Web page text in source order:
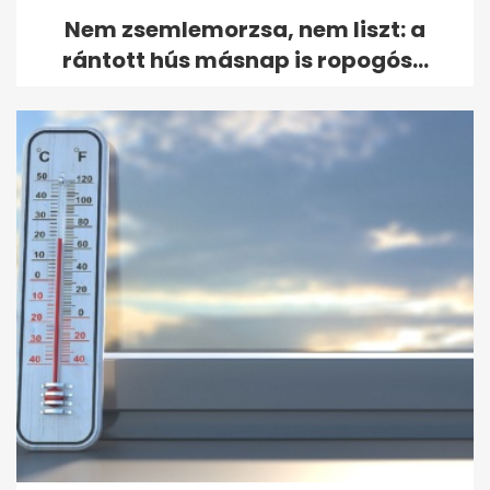
Nem zsemlemorzsa, nem liszt: a
rántott hús másnap is ropogós...